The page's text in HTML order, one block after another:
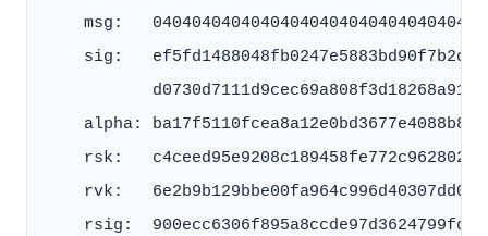
msg:
sig:
alpha:
rsk:
rvk:
rsig: